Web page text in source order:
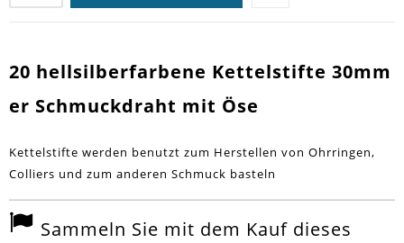
20 hellsilberfarbene Kettelstifte 30mm
er Schmuckdraht mit Öse
Kettelstifte werden benutzt zum Herstellen von Ohrringen,
Colliers und zum anderen Schmuck basteln
Sammeln Sie mit dem Kauf dieses